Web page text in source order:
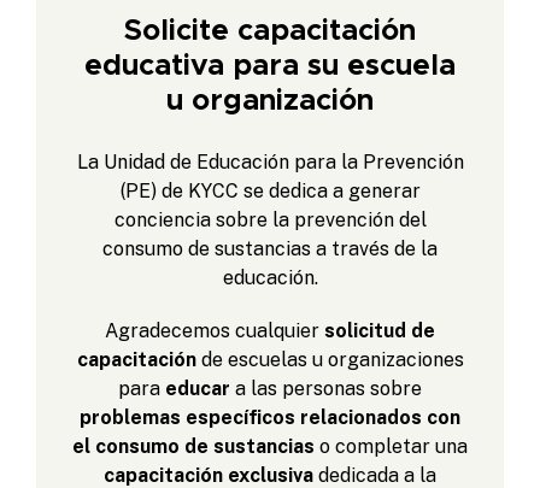
Solicite capacitación
educativa para su escuela
u organización
La Unidad de Educación para la Prevención
(PE) de KYCC se dedica a generar
conciencia sobre la prevención del
consumo de sustancias a través de la
educación.
Agradecemos cualquier solicitud de
capacitaciónde escuelas u organizaciones
para educar a las personas sobre
problemas específicos relacionados con
el consumo de sustancias o completar una
capacitación exclusiva dedicada a la